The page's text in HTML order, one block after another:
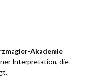
Akademie
Interpretation, die